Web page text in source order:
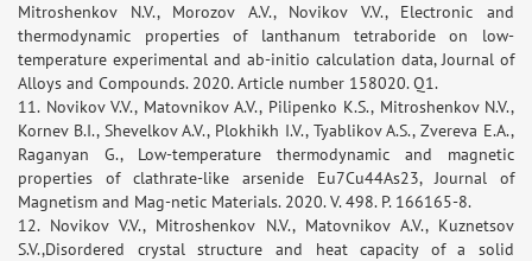
Mitroshenkov N.V., Morozov A.V., Novikov V.V., Electronic and
thermodynamic properties of lanthanum tetraboride on low-
temperature experimental and ab-initio calculation data, Journal of
Alloys and Compounds. 2020. Article number 158020. Q1.
11. Novikov V.V., Matovnikov A.V., Pilipenko K.S., Mitroshenkov N.V.,
Kornev B.I., Shevelkov A.V., Plokhikh I.V., Tyablikov A.S., Zvereva E.A.,
Raganyan G., Low-temperature thermodynamic and magnetic
properties of clathrate-like arsenide Eu7Cu44As23, Journal of
Magnetism and Mag-netic Materials. 2020. V. 498. P. 166165-8.
12. Novikov V.V., Mitroshenkov N.V., Matovnikov A.V., Kuznetsov
S.V.,Disordered crystal structure and heat capacity of a solid